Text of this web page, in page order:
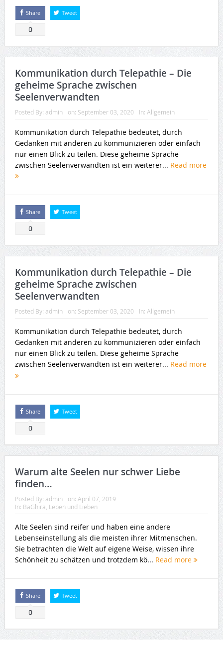
Share
0
Tweet
Kommunikation durch Telepathie – Die
geheime Sprache zwischen
Seelenverwandten
Posted By: admin on: September 03, 2020 In: Allgemein
Kommunikation durch Telepathie bedeutet, durch
Gedanken mit anderen zu kommunizieren oder einfach
nur einen Blick zu teilen. Diese geheime Sprache
zwischen Seelenverwandten ist ein weiterer... Read more
Share
0
Tweet
Kommunikation durch Telepathie – Die
geheime Sprache zwischen
Seelenverwandten
Posted By: admin on: September 03, 2020 In: Allgemein
Kommunikation durch Telepathie bedeutet, durch
Gedanken mit anderen zu kommunizieren oder einfach
nur einen Blick zu teilen. Diese geheime Sprache
zwischen Seelenverwandten ist ein weiterer... Read more
Share
0
Tweet
Warum alte Seelen nur schwer Liebe
finden…
Posted By: admin on: April 07, 2019
In: BaGhira Leben und Lieben
Alte Seelen sind reifer und haben eine andere
Lebenseinstellung als die meisten ihrer Mitmenschen.
Sie betrachten die Welt auf eigene Weise, wissen ihre
Schönheit zu schätzen und trotzdem kö... Read more
Share
0
Tweet